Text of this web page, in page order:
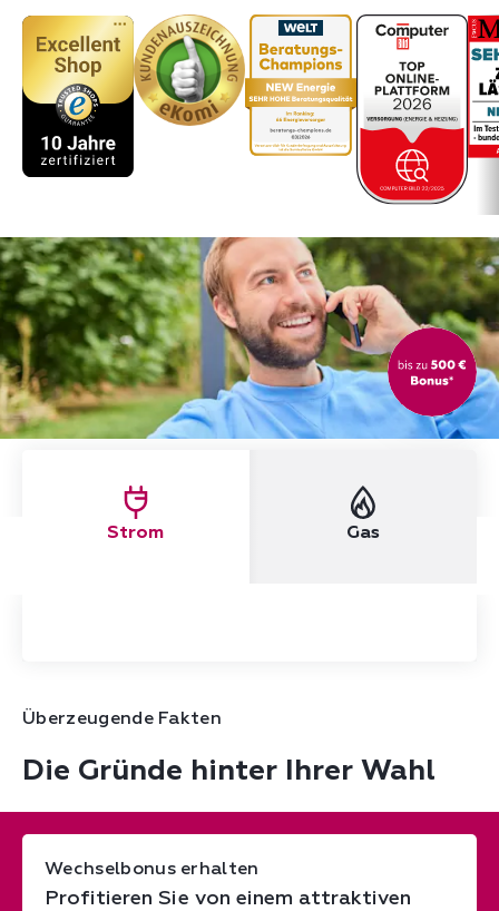
Strom Gas
Überzeugende Fakten
Die Gründe hinter Ihrer Wahl
Wechselbonus erhalten
Profitieren Sie von einem attraktiven